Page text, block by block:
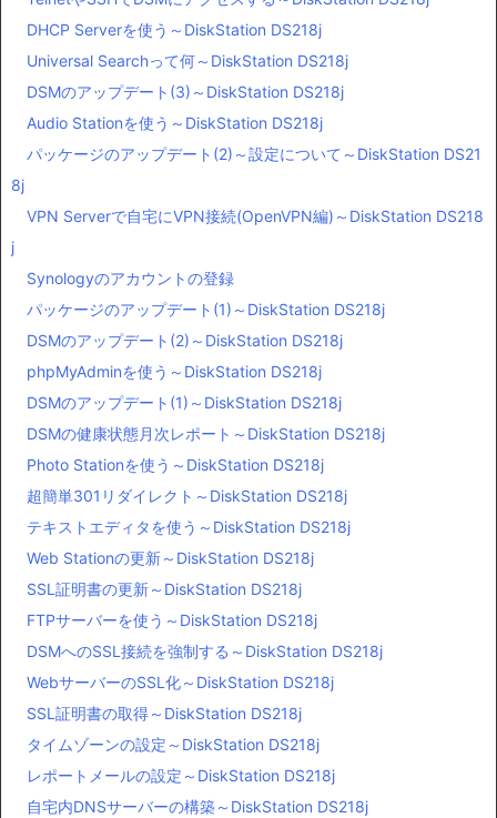
DHCP Serverを使う～DiskStation DS218j
Universal Searchって何～DiskStation DS218j
DSMのアップデート(3)～DiskStation DS218j
Audio Stationを使う～DiskStation DS218j
パッケージのアップデート(2)～設定について～DiskStation DS21
8j
VPN Serverで自宅にVPN接続(OpenVPN編)～DiskStation DS218
j
Synologyのアカウントの登録
パッケージのアップデート(1)～DiskStation DS218j
DSMのアップデート(2)～DiskStation DS218j
phpMyAdminを使う～DiskStation DS218j
DSMのアップデート(1)～DiskStation DS218j
DSMの健康状態月次レポート～DiskStation DS218j
Photo Stationを使う～DiskStation DS218j
超簡単301リダイレクト～DiskStation DS218j
テキストエディタを使う～DiskStation DS218j
Web Stationの更新～DiskStation DS218j
SSL証明書の更新～DiskStation DS218j
FTPサーバーを使う～DiskStation DS218j
DSMへのSSL接続を強制する～DiskStation DS218j
WebサーバーのSSL化～DiskStation DS218j
SSL証明書の取得～DiskStation DS218j
タイムゾーンの設定～DiskStation DS218j
レポートメールの設定～DiskStation DS218j
自宅内DNSサーバーの構築～DiskStation DS218j